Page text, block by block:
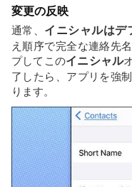
変更の反映
通常、 イニシャルはデ
え順序で完全な連絡先
プしてこのイニシャル
了したら、アプリを強
ります。